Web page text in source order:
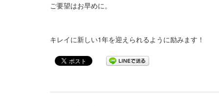
ご要望はお早めに。
キレイに新しい1年を迎えられるように励みます！